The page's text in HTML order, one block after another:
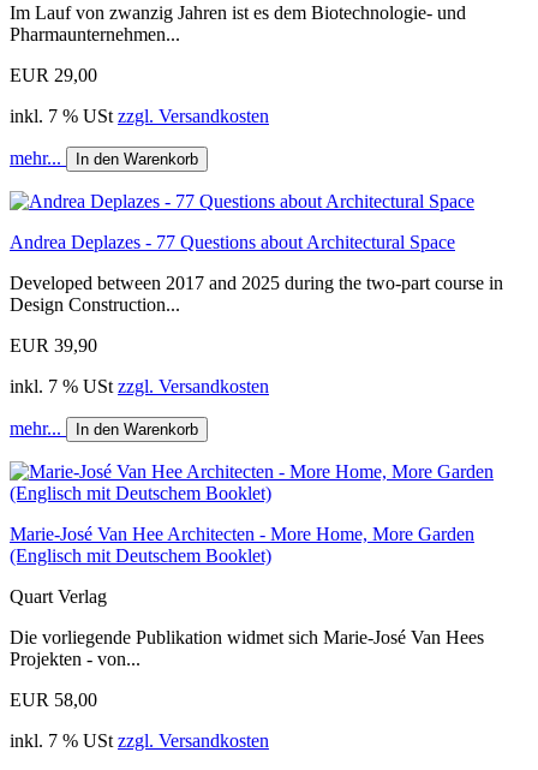
Im Lauf von zwanzig Jahren ist es dem Biotechnologie- und
Pharmaunternehmen...
EUR 29,00
inkl. 7 % USt zzgl. Versandkosten
mehr... In den Warenkorb
Andrea Deplazes - 77 Questions about Architectural Space
Developed between 2017 and 2025 during the two-part course in
Design Construction...
EUR 39,90
inkl. 7 % USt zzgl. Versandkosten
mehr... In den Warenkorb
Marie-José Van Hee Architecten - More Home, More Garden
(Englisch mit Deutschem Booklet)
Quart Verlag
Die vorliegende Publikation widmet sich Marie-José Van Hees
Projekten - von...
EUR 58,00
inkl. 7 % USt zzgl. Versandkosten